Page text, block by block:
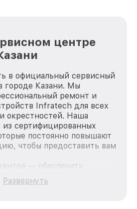
центре
в официальный сервисный
городе Казани. Мы
ремонт и
Infratech для всех
окрестностей. Наша
из сертифицированных
постоянно повышают
чтобы предоставить вам
— обеспечить
ремонт для
продукции Infratech,
Развернуть